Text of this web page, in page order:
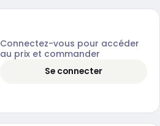
Connectez-vous pour accéder
au prix et commander
Se connecter